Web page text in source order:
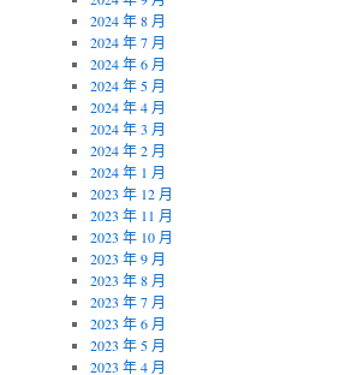
2024 年 8 月
2024 年 7 月
2024 年 6 月
2024 年 5 月
2024 年 4 月
2024 年 3 月
2024 年 2 月
2024 年 1 月
2023 年 12 月
2023 年 11 月
2023 年 10 月
2023 年 9 月
2023 年 8 月
2023 年 7 月
2023 年 6 月
2023 年 5 月
2023 年 4 月